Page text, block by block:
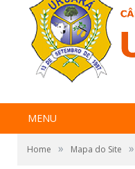
MENU
Home » Mapa do Site »